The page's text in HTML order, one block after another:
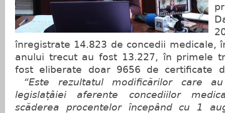
înregistrate 14.823 de concedii medicale,
anului trecut au fost 13.227, în primele
fost eliberate doar 9656 de certificate
“Este rezultatul modificărilor care
legislațâiei aferente concediilor
scăderea procentelor începând cu 1